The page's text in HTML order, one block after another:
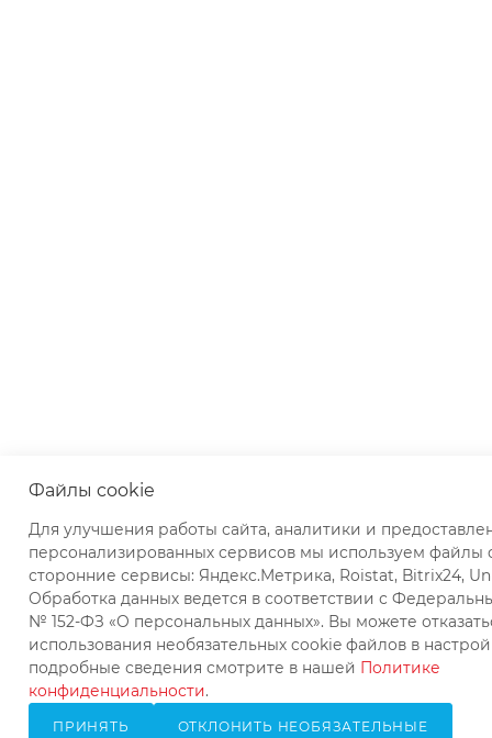
Файлы cookie
Для улучшения работы сайта, аналитики и
персонализированных сервисов мы используем файлы
сторонние сервисы: Яндекс.Метрика, Roistat, Bitrix24,
Обработка данных ведется в соответствии с
№ 152-ФЗ «О персональных данных». Вы можете
использования необязательных cookie файлов в
подробные сведения смотрите в нашей Политике
конфиденциальности.
ПРИНЯТЬ ОТКЛОНИТЬ НЕОБЯЗАТЕЛЬНЫЕ